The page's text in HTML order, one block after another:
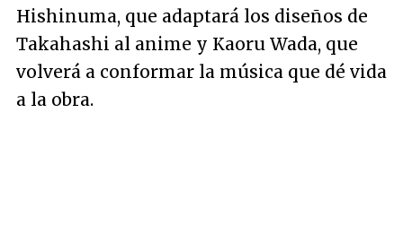
Hishinuma, que adaptará los diseños de
Takahashi al anime y Kaoru Wada, que
volverá a conformar la música que dé vida
a la obra.